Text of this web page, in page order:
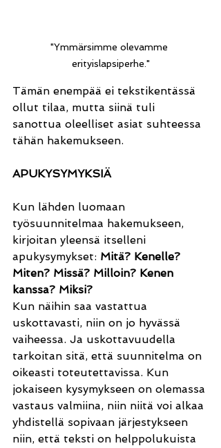
"Ymmärsimme olevamme
erityislapsiperhe."
Tämän enempää ei tekstikentässä
ollut tilaa, mutta siinä tuli
sanottua oleelliset asiat suhteessa
tähän hakemukseen.
APUKYSYMYKSIÄ
Kun lähden luomaan
työsuunnitelmaa hakemukseen,
kirjoitan yleensä itselleni
apukysymykset: Mitä? Kenelle?
Miten? Missä? Milloin? Kenen
kanssa? Miksi?
Kun näihin saa vastattua
uskottavasti, niin on jo hyvässä
vaiheessa. Ja uskottavuudella
tarkoitan sitä, että suunnitelma on
oikeasti toteutettavissa. Kun
jokaiseen kysymykseen on olemassa
vastaus valmiina, niin niitä voi alkaa
yhdistellä sopivaan järjestykseen
niin, että teksti on helppolukuista